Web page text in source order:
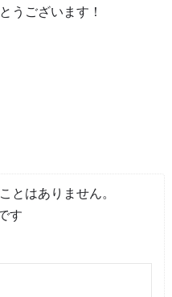
うございます！
とはありません。
す